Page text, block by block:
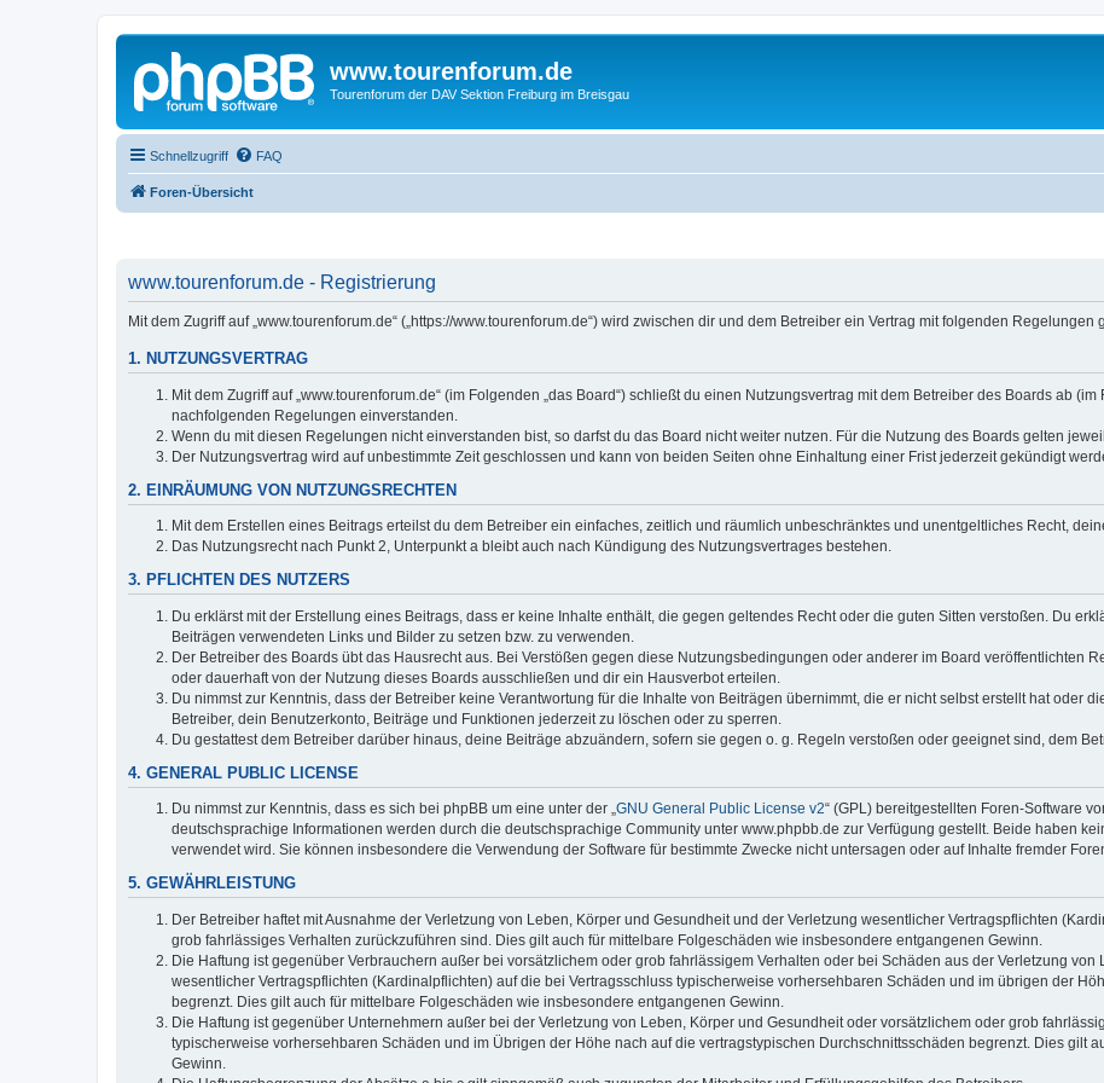
www.tourenforum.de
Tourenforum der DAV Sektion Freiburg im Breisgau
Schnellzugriff FAQ
Foren-Übersicht
www.tourenforum.de - Registrierung
Mit dem Zugriff auf „www.tourenforum.de“ („https://www.tourenforum.de“) wird zwischen dir und dem Betreiber ein Vertrag mit folgenden Regelungen
1. NUTZUNGSVERTRAG
Mit dem Zugriff auf „www.tourenforum.de“ (im Folgenden „das Board“) schließt du einen Nutzungsvertrag mit dem Betreiber des Boards ab
nachfolgenden Regelungen einverstanden.
Wenn du mit diesen Regelungen nicht einverstanden bist, so darfst du das Board nicht weiter nutzen. Für die Nutzung des Boards gelten
Der Nutzungsvertrag wird auf unbestimmte Zeit geschlossen und kann von beiden Seiten ohne Einhaltung einer Frist jederzeit gekündigt
2. EINRÄUMUNG VON NUTZUNGSRECHTEN
Mit dem Erstellen eines Beitrags erteilst du dem Betreiber ein einfaches, zeitlich und räumlich unbeschränktes und unentgeltliches Recht,
Das Nutzungsrecht nach Punkt 2, Unterpunkt a bleibt auch nach Kündigung des Nutzungsvertrages bestehen.
3. PFLICHTEN DES NUTZERS
Du erklärst mit der Erstellung eines Beitrags, dass er keine Inhalte enthält, die gegen geltendes Recht oder die guten Sitten verstoßen. Du
Beiträgen verwendeten Links und Bilder zu setzen bzw. zu verwenden.
Der Betreiber des Boards übt das Hausrecht aus. Bei Verstößen gegen diese Nutzungsbedingungen oder anderer im Board veröffentlichten
oder dauerhaft von der Nutzung dieses Boards ausschließen und dir ein Hausverbot erteilen.
Du nimmst zur Kenntnis, dass der Betreiber keine Verantwortung für die Inhalte von Beiträgen übernimmt, die er nicht selbst erstellt hat oder
Betreiber, dein Benutzerkonto, Beiträge und Funktionen jederzeit zu löschen oder zu sperren.
Du gestattest dem Betreiber darüber hinaus, deine Beiträge abzuändern, sofern sie gegen o. g. Regeln verstoßen oder geeignet sind, dem
4. GENERAL PUBLIC LICENSE
Du nimmst zur Kenntnis, dass es sich bei phpBB um eine unter der „GNU General Public License v2“ (GPL) bereitgestellten Foren-Software
deutschsprachige Informationen werden durch die deutschsprachige Community unter www.phpbb.de zur Verfügung gestellt. Beide haben
verwendet wird. Sie können insbesondere die Verwendung der Software für bestimmte Zwecke nicht untersagen oder auf Inhalte fremder
5. GEWÄHRLEISTUNG
Der Betreiber haftet mit Ausnahme der Verletzung von Leben, Körper und Gesundheit und der Verletzung wesentlicher Vertragspflichten
grob fahrlässiges Verhalten zurückzuführen sind. Dies gilt auch für mittelbare Folgeschäden wie insbesondere entgangenen Gewinn.
Die Haftung ist gegenüber Verbrauchern außer bei vorsätzlichem oder grob fahrlässigem Verhalten oder bei Schäden aus der Verletzung
wesentlicher Vertragspflichten (Kardinalpflichten) auf die bei Vertragsschluss typischerweise vorhersehbaren Schäden und im übrigen der
begrenzt. Dies gilt auch für mittelbare Folgeschäden wie insbesondere entgangenen Gewinn.
Die Haftung ist gegenüber Unternehmern außer bei der Verletzung von Leben, Körper und Gesundheit oder vorsätzlichem oder grob
typischerweise vorhersehbaren Schäden und im Übrigen der Höhe nach auf die vertragstypischen Durchschnittsschäden begrenzt. Dies gilt
Gewinn.